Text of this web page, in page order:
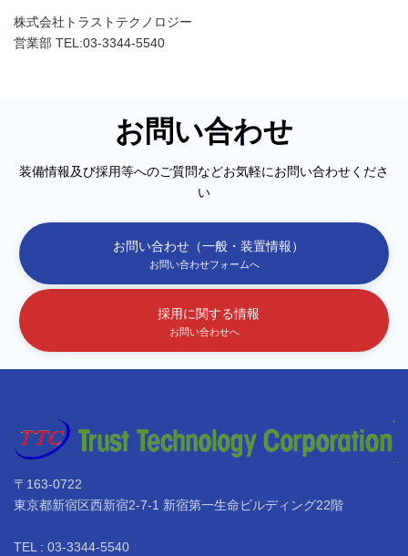
株式会社トラストテクノロジー
営業部 TEL:03-3344-5540
お問い合わせ
装備情報及び採用等へのご質問などお気軽にお問い合わせくださ
い
お問い合わせ（一般・装置情報）
お問い合わせフォームへ
採用に関する情報
お問い合わせへ
〒163-0722
東京都新宿区西新宿2-7-1 新宿第一生命ビルディング22階
TEL : 03-3344-5540